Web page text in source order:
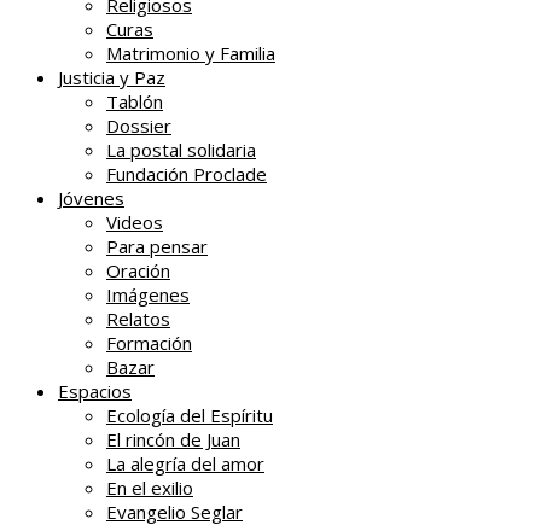
Religiosos
Curas
Matrimonio y Familia
Justicia y Paz
Tablón
Dossier
La postal solidaria
Fundación Proclade
Jóvenes
Videos
Para pensar
Oración
Imágenes
Relatos
Formación
Bazar
Espacios
Ecología del Espíritu
El rincón de Juan
La alegría del amor
En el exilio
Evangelio Seglar